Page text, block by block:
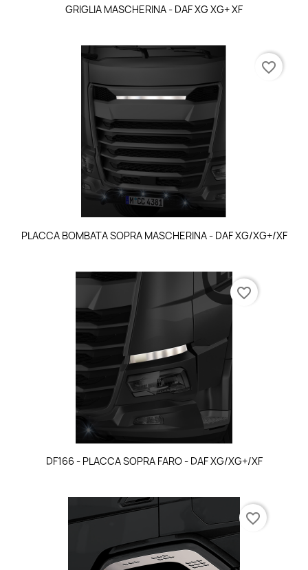
GRIGLIA MASCHERINA - DAF XG XG+ XF
PLACCA BOMBATA SOPRA MASCHERINA - DAF XG/XG+/XF
favorite_border
DF166 - PLACCA SOPRA FARO - DAF XG/XG+/XF
favorite_border
favorite_border